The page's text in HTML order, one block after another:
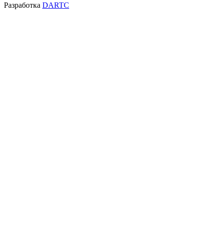
Разработка DARTC